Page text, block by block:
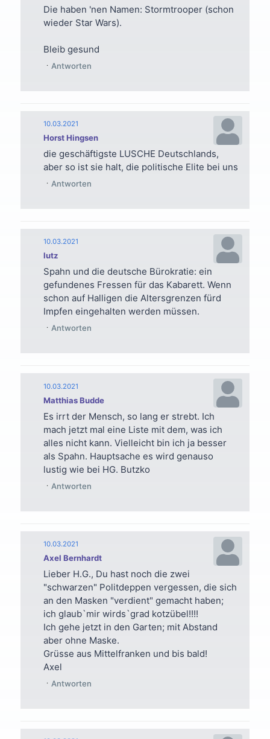
Die haben 'nen Namen: Stormtrooper (schon
wieder Star Wars).
Bleib gesund
Antworten
Horst Hingsen
10.03.2021
die geschäftigste LUSCHE Deutschlands,
aber so ist sie halt, die politische Elite bei uns
Antworten
lutz
10.03.2021
Spahn und die deutsche Bürokratie: ein
gefundenes Fressen für das Kabarett. Wenn
schon auf Halligen die Altersgrenzen fürd
Impfen eingehalten werden müssen.
Antworten
Matthias Budde
10.03.2021
Es irrt der Mensch, so lang er strebt. Ich
mach jetzt mal eine Liste mit dem, was ich
alles nicht kann. Vielleicht bin ich ja besser
als Spahn. Hauptsache es wird genauso
lustig wie bei HG. Butzko
Antworten
Axel Bernhardt
10.03.2021
Lieber H.G., Du hast noch die zwei
"schwarzen" Politdeppen vergessen, die sich
an den Masken "verdient" gemacht haben;
ich glaub`mir wirds`grad kotzübel!!!!
Ich gehe jetzt in den Garten; mit Abstand
aber ohne Maske.
Grüsse aus Mittelfranken und bis bald!
Axel
Antworten